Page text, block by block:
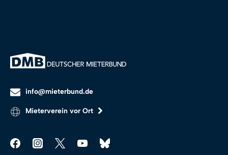
info@mieterbund.de
Mieterverein vor Ort